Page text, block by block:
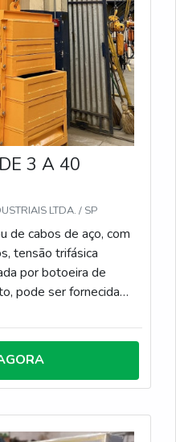
3 A 40
LTDA. / SP
de cabos de aço, com
tensão trifásica
por botoeira de
pode ser fornecida
ponte rolante.